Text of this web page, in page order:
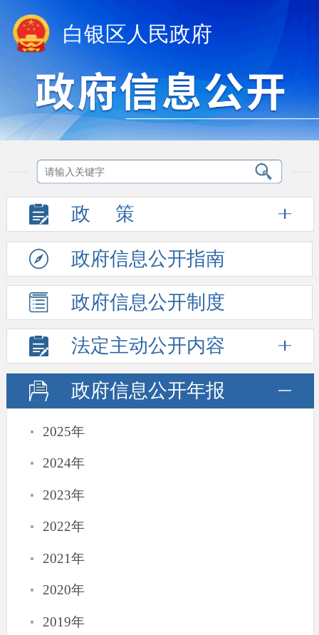
白银区人民政府
政 策
政府信息公开指南
政府信息公开制度
法定主动公开内容
政府信息公开年报
· 2025年
· 2024年
· 2023年
· 2022年
· 2021年
· 2020年
· 2019年